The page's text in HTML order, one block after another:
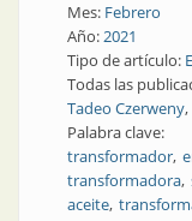
Mes: Febrero
Año:2021
Tipo de artículo:
Todas las
Tadeo Czerweny
Palabra clave:
transformador
transformadora
aceite